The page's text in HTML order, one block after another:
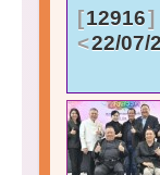
12916
22/07/